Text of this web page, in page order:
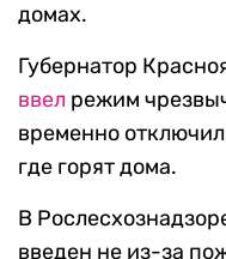
домах.
Губернатор
ввел режим
временно
где горят дома.
В
введен не из-за